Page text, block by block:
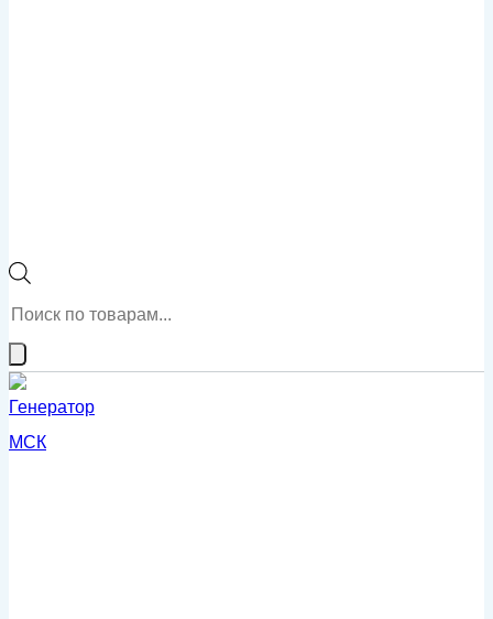
Поиск
товаров